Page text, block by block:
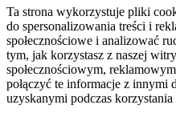
Ta strona wykorzystuje pliki
do spersonalizowania treści i
społecznościowe i analizować
tym, jak korzystasz z naszej
społecznościowym,
połączyć te informacje z
uzyskanymi podczas korzystania